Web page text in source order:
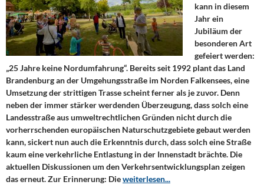
kann in diesem
Jahr ein
Jubiläum der
besonderen Art
gefeiert werden:
„25 Jahre keine Nordumfahrung“. Bereits seit 1992 plant das Land
Brandenburg an der Umgehungsstraße im Norden Falkensees, eine
Umsetzung der strittigen Trasse scheint ferner als je zuvor. Denn
neben der immer stärker werdenden Überzeugung, dass solch eine
Landesstraße aus umweltrechtlichen Gründen nicht durch die
vorherrschenden europäischen Naturschutzgebiete gebaut werden
kann, sickert nun auch die Erkenntnis durch, dass solch eine Straße
kaum eine verkehrliche Entlastung in der Innenstadt brächte. Die
aktuellen Diskussionen um den Verkehrsentwicklungsplan zeigen
das erneut. Zur Erinnerung: Dieweiterlesen...